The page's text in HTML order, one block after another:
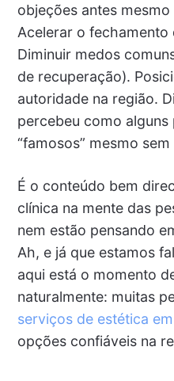
objeções antes
Acelerar o
Diminuir medos
de recuperação).
autoridade na região.
percebeu como
“famosos” mesmo
É o conteúdo bem
clínica na mente das
nem estão pensando
Ah, e já que estamos
aqui está o momento
naturalmente: muitas
serviços de estética
opções confiáveis na